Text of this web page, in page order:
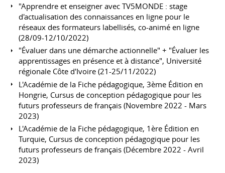
"Apprendre et enseigner avec TV5MONDE : stage
d'actualisation des connaissances en ligne pour le
réseaux des formateurs labellisés, co-animé en ligne
(28/09-12/10/2022)
"Évaluer dans une démarche actionnelle" + "Évaluer les
apprentissages en présence et à distance", Université
régionale Côte d'Ivoire (21-25/11/2022)
L'Académie de la Fiche pédagogique, 3ème Édition en
Hongrie, Cursus de conception pédagogique pour les
futurs professeurs de français (Novembre 2022 - Mars
2023)
L'Académie de la Fiche pédagogique, 1ère Édition en
Turquie, Cursus de conception pédagogique pour les
futurs professeurs de français (Décembre 2022 - Avril
2023)